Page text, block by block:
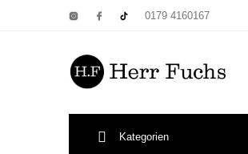
0179 4160167
Kategorien